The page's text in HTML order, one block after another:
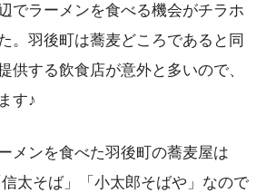
でラーメンを食べる機会がチラホ
。羽後町は蕎麦どころであると同
供する飲食店が意外と多いので、
す♪
メンを食べた羽後町の蕎麦屋は
信太そば」「小太郎そばや」なので